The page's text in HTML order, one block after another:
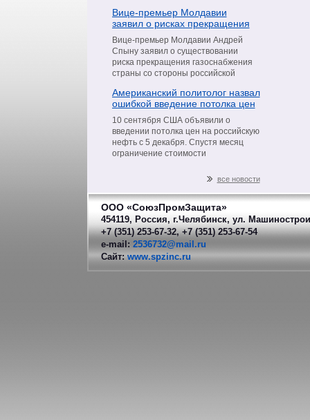
Вице-премьер Молдавии
заявил о рисках прекращения
поставок газа со стороны
«Газпрома»
Вице-премьер Молдавии Андрей
Спыну заявил о существовании
риска прекращения газоснабжения
страны со стороны российской
сообщил в интервью телеканалу
Moldova 1, пишет РИА Новости.
Американский политолог назвал
ошибкой введение потолка цен
на нефть из РФ
10 сентября США объявили о
введении потолка цен на российскую
нефть с 5 декабря. Спустя месяц
ограничение стоимости
нефтепродукты российскоговсе новости
ООО «СоюзПромЗащита»
454119, Россия, г.Челябинск, ул.
+7 (351) 253-67-32, +7 (351) 253-67-54
e-mail: 2536732@mail.ru
Сайт: www.spzinc.ru